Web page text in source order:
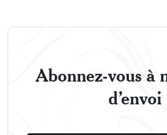
Abonnez-vous à
d’envoi